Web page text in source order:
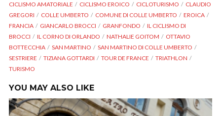
CICLISMO AMATORIALE
CICLISMO EROICO CICLOTURISMO
CLAUDIO
GREGORI
COLLE UMBERTO COMUNE DI COLLE UMBERTO
EROICA
FRANCIA
GIANCARLO BROCCI GRANFONDO
IL CICLISMO DI
BROCCI
IL CORNO DI ORLANDO NATHALIE GOITOM
OTTAVIO
BOTTECCHIA
SAN MARTINO
SAN MARTINO DI COLLE UMBERTO
SESTRIERE
TIZIANA GOTTARDI TOUR DE FRANCE
TRIATHLON
TURISMO
YOU MAY ALSO LIKE